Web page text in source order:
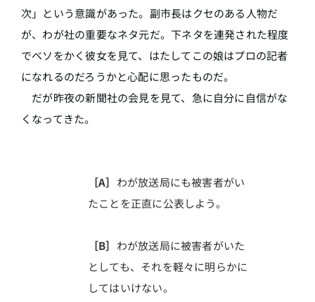
次」という意識があった。副市長はクセのある人物だ
が、わが社の重要なネタ元だ。下ネタを連発された程度
でベソをかく彼女を見て、はたしてこの娘はプロの記者
になれるのだろうかと心配に思ったものだ。
だが昨夜の新聞社の会見を見て、急に自分に自信がな
くなってきた。
［A］ わが放送局にも被害者がい
たことを正直に公表しよう。
［B］ わが放送局に被害者がいた
としても、それを軽々に明らかに
してはいけない。